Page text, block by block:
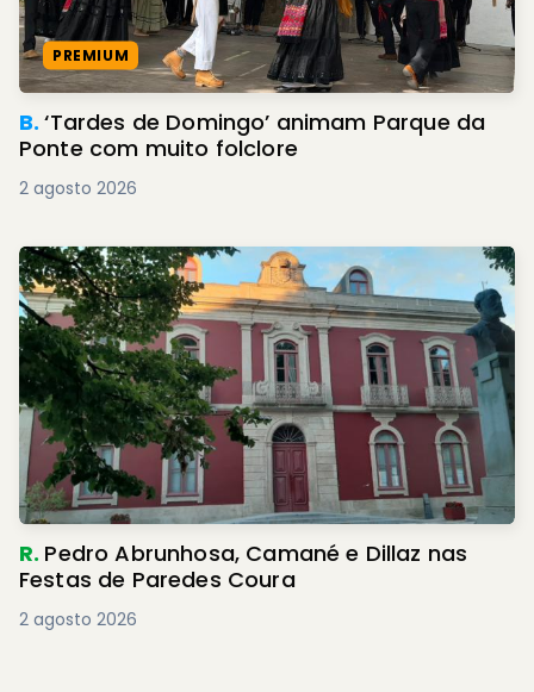
PREMIUM
B.‘Tardes de Domingo’ animam Parque da
Ponte com muito folclore
2 agosto 2026
R. Pedro Abrunhosa, Camané e Dillaz nas
Festas de Paredes Coura
2 agosto 2026